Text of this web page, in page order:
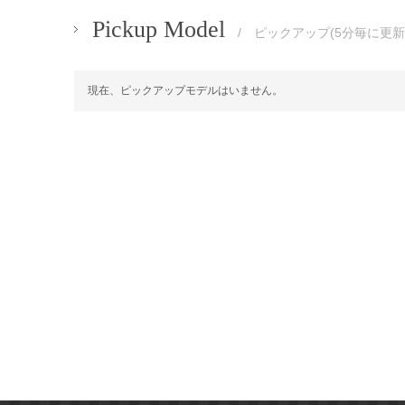
Pickup Model / ピックアップ(5分毎に更
現在、ピックアップモデルはいません。